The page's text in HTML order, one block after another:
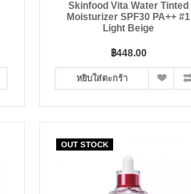
Skinfood Vita Water Tinted
Moisturizer SPF30 PA++ #1
Light Beige
฿448.00
หยิบใส่ตะกร้า
OUT STOCK